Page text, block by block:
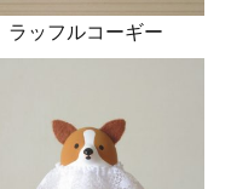
ラッフルコーギー